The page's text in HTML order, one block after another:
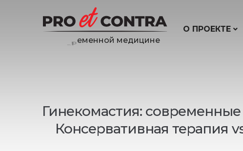
едицине
О ПРОЕКТЕ
Гинекомастия:
Консервативная терапия